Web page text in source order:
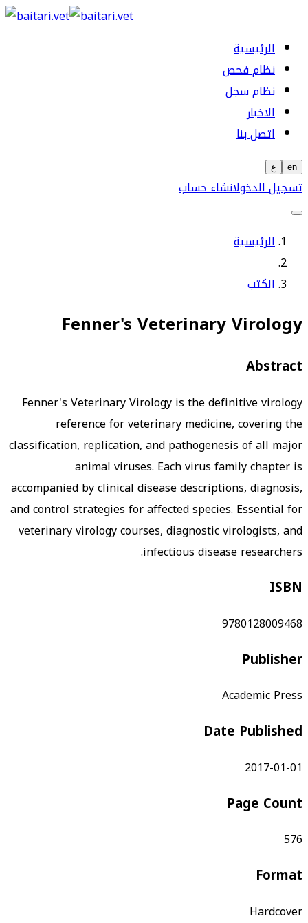
الرئيسية
نظام فحص
نظام سجل
الاخبار
اتصل بنا
en ع
تسجيل الدخولانشاء حساب
الرئيسية
الكتب
Fenner's Veterinary Virology
Abstract
Fenner's Veterinary Virology is the definitive virology
reference for veterinary medicine, covering the
classification, replication, and pathogenesis of all major
animal viruses. Each virus family chapter is
accompanied by clinical disease descriptions, diagnosis,
and control strategies for affected species. Essential for
veterinary virology courses, diagnostic virologists, and
infectious disease researchers.
ISBN
9780128009468
Publisher
Academic Press
Date Published
2017-01-01
Page Count
576
Format
Hardcover